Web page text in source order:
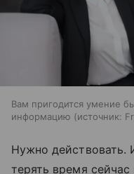
Вам пригодится умение
информацию
источник:
Нужно действовать.
терять время